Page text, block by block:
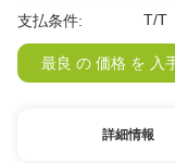
支払条件: T/T
最良 の 価格 を 入
詳細情報